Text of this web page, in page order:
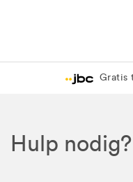
Gratis
Hulp nodig?